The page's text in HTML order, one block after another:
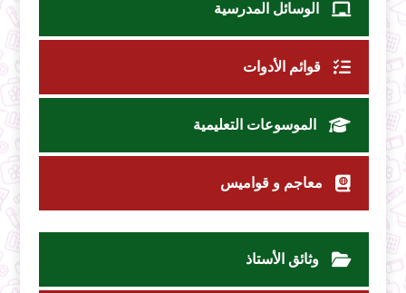
الوسائل المدرسية
قوائم الأدوات
الموسوعات التعليمية
معاجم و قواميس
وثائق الأستاذ